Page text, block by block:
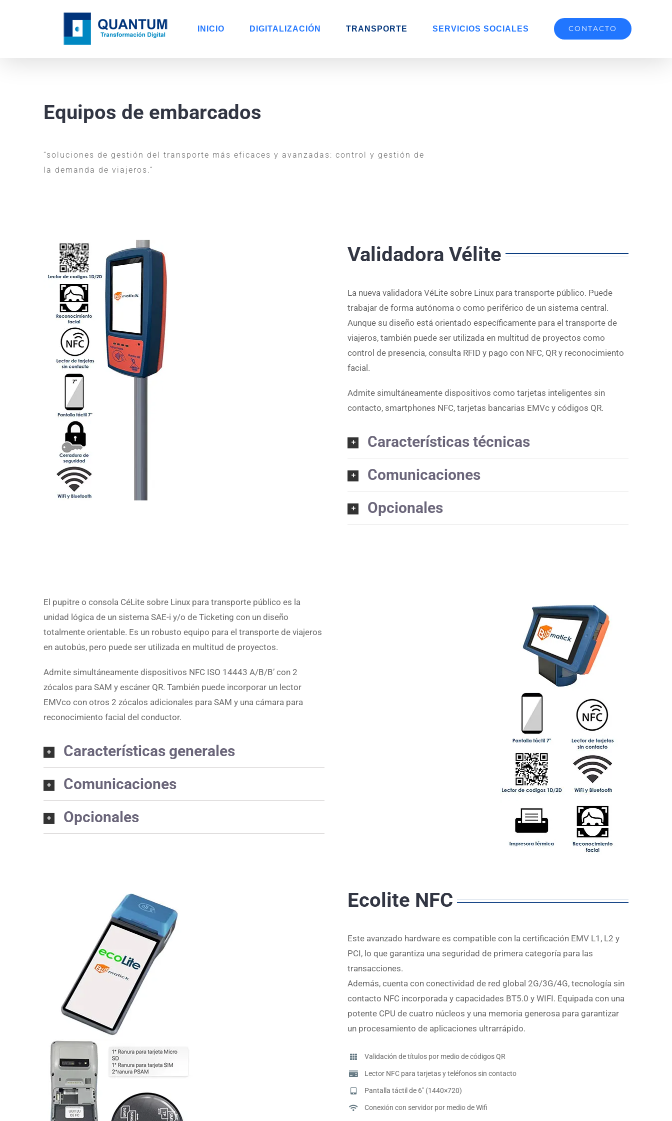
INICIO DIGITALIZACIÓN TRANSPORTE SERVICIOS SOCIALES CONTACTO
Equipos de embarcados
“soluciones de gestión del transporte más eficaces y avanzadas: control y gestión de
la demanda de viajeros.”
Validadora Vélite
La nueva validadora VéLite sobre Linux para transporte público. Puede
trabajar de forma autónoma o como periférico de un sistema central.
Aunque su diseño está orientado específicamente para el transporte de
viajeros, también puede ser utilizada en multitud de proyectos como
control de presencia, consulta RFID y pago con NFC, QR y reconocimiento
facial.
Admite simultáneamente dispositivos como tarjetas inteligentes sin
contacto, smartphones NFC, tarjetas bancarias EMVc y códigos QR.
Características técnicas
Comunicaciones
Opcionales
El pupitre o consola CéLite sobre Linux para transporte público es la
unidad lógica de un sistema SAE-i y/o de Ticketing con un diseño
totalmente orientable. Es un robusto equipo para el transporte de viajeros
en autobús, pero puede ser utilizada en multitud de proyectos.
Admite simultáneamente dispositivos NFC ISO 14443 A/B/B’ con 2
zócalos para SAM y escáner QR. También puede incorporar un lector
EMVco con otros 2 zócalos adicionales para SAM y una cámara para
reconocimiento facial del conductor.
Características generales
Comunicaciones
Opcionales
Ecolite NFC
Este avanzado hardware es compatible con la certificación EMV L1, L2 y
PCI, lo que garantiza una seguridad de primera categoría para las
transacciones.
Además, cuenta con conectividad de red global 2G/3G/4G, tecnología sin
contacto NFC incorporada y capacidades BT5.0 y WIFI. Equipada con una
potente CPU de cuatro núcleos y una memoria generosa para garantizar
un procesamiento de aplicaciones ultrarrápido.
Validación de títulos por medio de códigos QR
Lector NFC para tarjetas y teléfonos sin contacto
Pantalla táctil de 6″ (1440×720)
Conexión con servidor por medio de Wifi